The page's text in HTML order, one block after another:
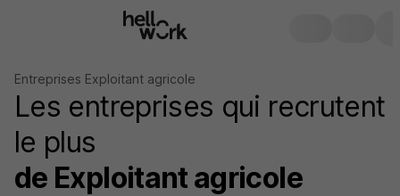
Entreprises Exploitant agricole
Les entreprises qui recrutent
le plus
de Exploitant agricole